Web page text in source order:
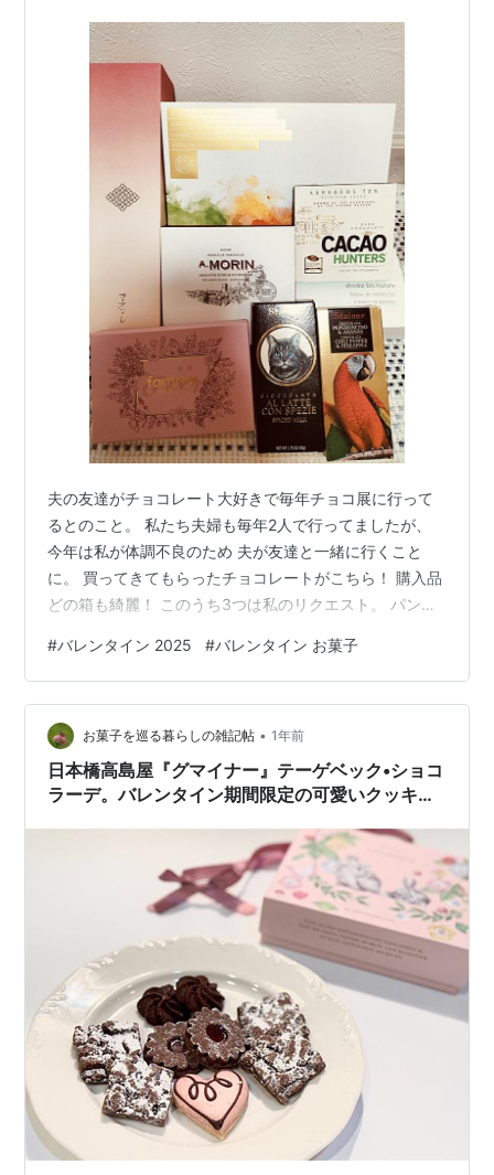
夫の友達がチョコレート大好きで毎年チョコ展に行って
るとのこと。 私たち夫婦も毎年2人で行ってましたが、
今年は私が体調不良のため 夫が友達と一緒に行くこと
に。 買ってきてもらったチョコレートがこちら！ 購入品
どの箱も綺麗！ このうち3つは私のリクエスト。 パンフ
ニーを重視で夫の購入品はチョコレートの質を追求した
ものとなり、全体的にバランスが取れてる感じ。 チョコ
レートの食レポは順次更新予定です
asasanpo.hatenablog.com
#バレンタイン 2025 #バレンタイン お菓子
お菓子を巡る暮らしの雑記帖 • 1年前
日本橋高島屋『グマイナー』テーゲベック•ショコ
ラーデ。バレンタイン期間限定の可愛いクッキー